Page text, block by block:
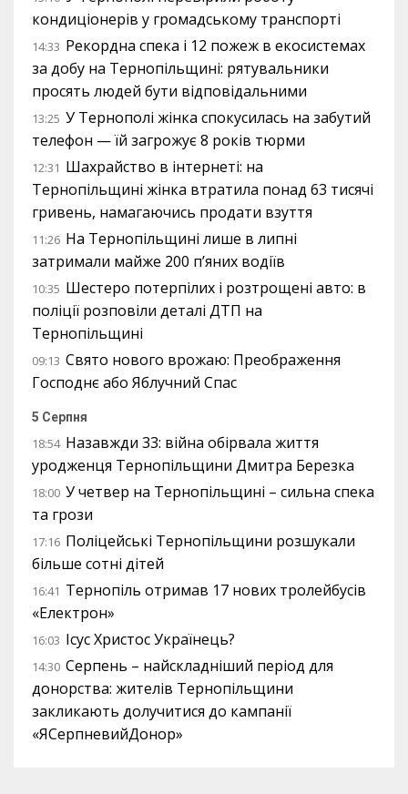
кондиціонерів у громадському транспорті
14:33 Рекордна спека і 12 пожеж в екосистемах
за добу на Тернопільщині: рятувальники
просять людей бути відповідальними
13:25 У Тернополі жінка спокусилась на забутий
телефон — їй загрожує 8 років тюрми
12:31 Шахрайство в інтернеті: на
Тернопільщині жінка втратила понад 63 тисячі
гривень, намагаючись продати взуття
11:26 На Тернопільщині лише в липні
затримали майже 200 п’яних водіїв
10:35 Шестеро потерпілих і розтрощені авто: в
поліції розповіли деталі ДТП на
Тернопільщині
09:13 Свято нового врожаю: Преображення
Господнє або Яблучний Спас
5 Серпня
18:54 Назавжди 33: війна обірвала життя
уродженця Тернопільщини Дмитра Березка
18:00 У четвер на Тернопільщині – сильна спека
та грози
17:16 Поліцейські Тернопільщини розшукали
більше сотні дітей
16:41 Тернопіль отримав 17 нових тролейбусів
«Електрон»
16:03 Ісус Христос Українець?
14:30 Серпень – найскладніший період для
донорства: жителів Тернопільщини
закликають долучитися до кампанії
«ЯСерпневийДонор»